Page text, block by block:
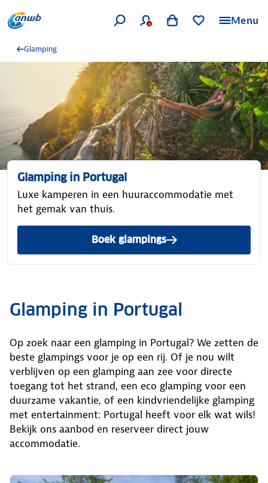
Menu
Glamping
Glamping in Portugal
Luxe kamperen in een huuraccommodatie met
het gemak van thuis.
Boek glampings
Glamping in Portugal
Op zoek naar een glamping in Portugal? We zetten de
beste glampings voor je op een rij. Of je nou wilt
verblijven op een glamping aan zee voor directe
toegang tot het strand, een eco glamping voor een
duurzame vakantie, of een kindvriendelijke glamping
met entertainment: Portugal heeft voor elk wat wils!
Bekijk ons aanbod en reserveer direct jouw
accommodatie.